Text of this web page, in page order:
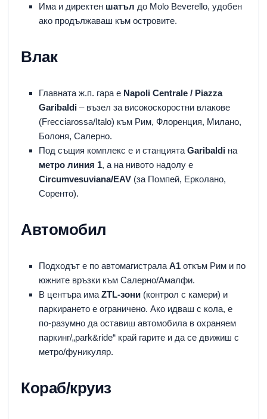
Има и директен шатъл до Molo Beverello, удобен
ако продължаваш към островите.
Влак
Главната ж.п. гара е Napoli Centrale / Piazza
Garibaldi – възел за високоскоростни влакове
(Frecciarossa/Italo) към Рим, Флоренция, Милано,
Болоня, Салерно.
Под същия комплекс е и станцията Garibaldi на
метро линия 1, а на нивото надолу е
Circumvesuviana/EAV (за Помпей, Ерколано,
Соренто).
Автомобил
Подходът е по автомагистрала A1 откъм Рим и по
южните връзки към Салерно/Амалфи.
В центъра има ZTL-зони (контрол с камери) и
паркирането е ограничено. Ако идваш с кола, е
по-разумно да оставиш автомобила в охраняем
паркинг/„park&ride“ край гарите и да се движиш с
метро/фуникуляр.
Кораб/круиз